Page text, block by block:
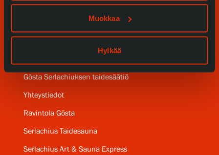
Muokkaa
Hylkää
Serlachius Residenssi
Gösta Serlachiuksen taidesäätiö
Yhteystiedot
Ravintola Gösta
Serlachius Taidesauna
Serlachius Art & Sauna Express